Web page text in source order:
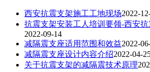
西安抗震支架施工工地现场2022-
抗震支架安装工人培训要领-西安
2022-09-14
减隔震支座适用范围和效益2022-
减隔震支座设计内容介绍2022-04-
关于抗震支架的减隔震技术原理